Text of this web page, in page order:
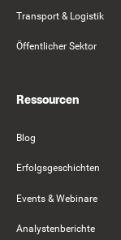
Transport & Logistik
Öffentlicher Sektor
Ressourcen
Blog
Erfolgsgeschichten
Events & Webinare
Analystenberichte